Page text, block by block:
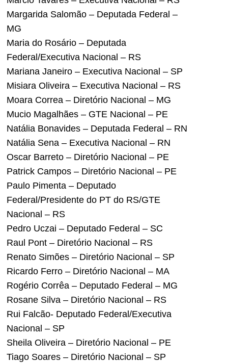
Margarida Salomão – Deputada Federal –
MG
Maria do Rosário – Deputada
Federal/Executiva Nacional – RS
Mariana Janeiro – Executiva Nacional – SP
Misiara Oliveira – Executiva Nacional – RS
Moara Correa – Diretório Nacional – MG
Mucio Magalhães – GTE Nacional – PE
Natália Bonavides – Deputada Federal – RN
Natália Sena – Executiva Nacional – RN
Oscar Barreto – Diretório Nacional – PE
Patrick Campos – Diretório Nacional – PE
Paulo Pimenta – Deputado
Federal/Presidente do PT do RS/GTE
Nacional – RS
Pedro Uczai – Deputado Federal – SC
Raul Pont – Diretório Nacional – RS
Renato Simões – Diretório Nacional – SP
Ricardo Ferro – Diretório Nacional – MA
Rogério Corrêa – Deputado Federal – MG
Rosane Silva – Diretório Nacional – RS
Rui Falcão- Deputado Federal/Executiva
Nacional – SP
Sheila Oliveira – Diretório Nacional – PE
Tiago Soares – Diretório Nacional – SP